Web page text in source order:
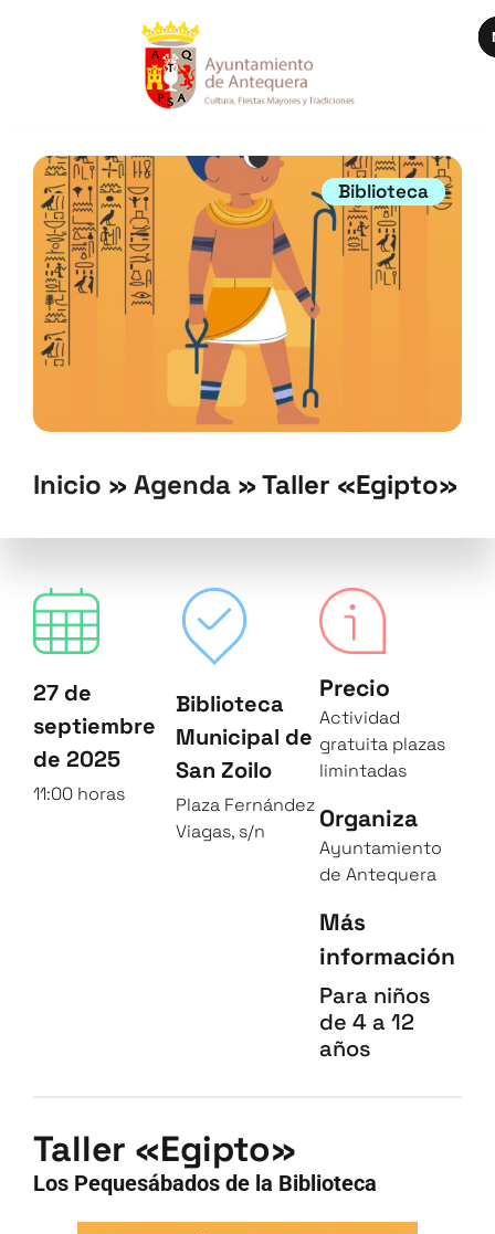
Biblioteca
Inicio » Agenda »Taller «Egipto»
27 de
septiembre
de 2025
11:00 horas
Biblioteca
Municipal de
San Zoilo
Plaza Fernández
Viagas, s/n
Precio
Actividad
gratuita plazas
limintadas
Organiza
Ayuntamiento
de Antequera
Más
información
Para niños
de 4 a 12
años
Taller «Egipto»
Los Pequesábados de la Biblioteca